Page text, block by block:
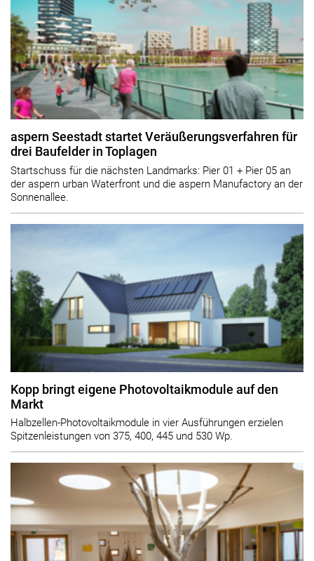
aspern Seestadt startet Veräußerungsverfahren für
drei Baufelder in Toplagen
Startschuss für die nächsten Landmarks: Pier 01 + Pier 05 an
der aspern urban Waterfront und die aspern Manufactory an der
Sonnenallee.
Kopp bringt eigene Photovoltaikmodule auf den
Markt
Halbzellen-Photovoltaikmodule in vier Ausführungen erzielen
Spitzenleistungen von 375, 400, 445 und 530 Wp.